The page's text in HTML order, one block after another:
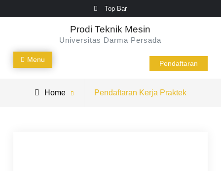
to
Top Bar
Prodi Teknik Mesin
Universitas Darma Persada
Menu Pendaftaran
Home Pendaftaran Kerja Praktek